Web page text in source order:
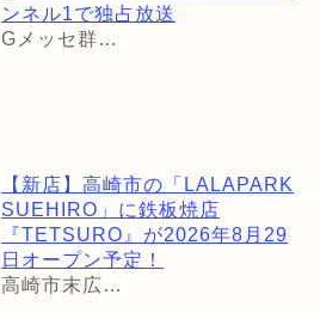
ンネル1で独占放送
Gメッセ群…
【新店】高崎市の「LALAPARK
SUEHIRO」に鉄板焼店
『TETSURO』が2026年8月29
日オープン予定！
高崎市末広…